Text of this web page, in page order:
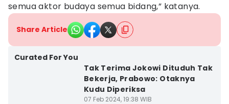
semua aktor budaya semua bidang,” katanya.
Share Article
Curated For You
Tak Terima Jokowi Dituduh Tak
Bekerja, Prabowo: Otaknya
Kudu Diperiksa
07 Feb 2024, 19:38 WIB